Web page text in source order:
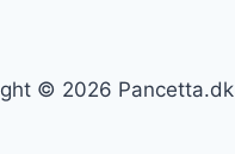
© 2026 Pancetta.dk